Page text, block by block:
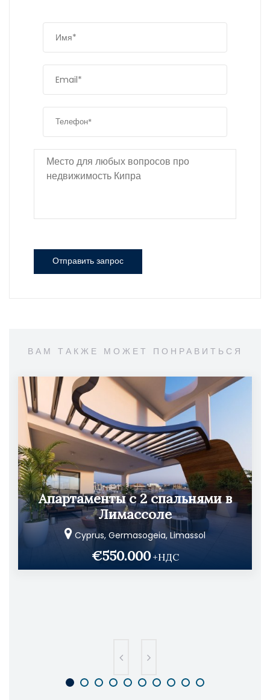
Отправить запрос
ВАМ ТАКЖЕ МОЖЕТ ПОНРАВИТЬСЯ
Апартаменты с 2 спальнями в
Лимассоле
Cyprus, Germasogeia, Limassol
€550.000 +НДС